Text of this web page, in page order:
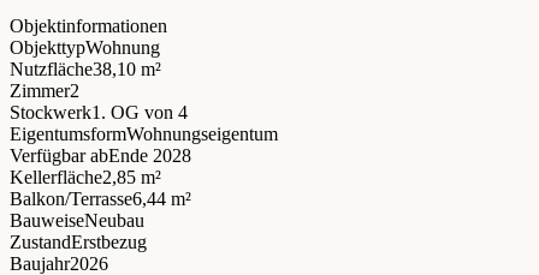
Objektinformationen
ObjekttypWohnung
Nutzfläche38,10 m²
Zimmer2
Stockwerk1. OG von 4
EigentumsformWohnungseigentum
Verfügbar abEnde 2028
Kellerfläche2,85 m²
Balkon/Terrasse6,44 m²
BauweiseNeubau
ZustandErstbezug
Baujahr2026